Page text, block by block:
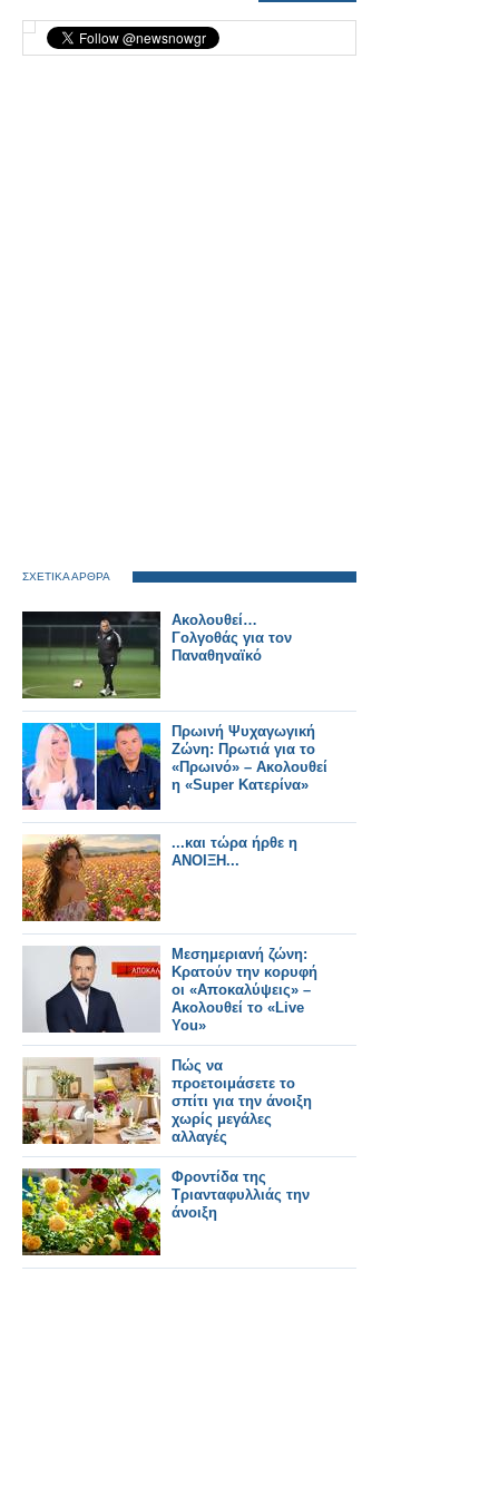
ΣΧΕΤΙΚΑ ΑΡΘΡΑ
Ακολουθεί…
Γολγοθάς για τον
Παναθηναϊκό
Πρωινή Ψυχαγωγική
Ζώνη: Πρωτιά για το
«Πρωινό» – Ακολουθεί
η «Super Κατερίνα»
...και τώρα ήρθε η
ΑΝΟΙΞΗ...
Μεσημεριανή ζώνη:
Κρατούν την κορυφή
οι «Αποκαλύψεις» –
Ακολουθεί το «Live
You»
Πώς να
προετοιμάσετε το
σπίτι για την άνοιξη
χωρίς μεγάλες
αλλαγές
Φροντίδα της
Τριανταφυλλιάς την
άνοιξη